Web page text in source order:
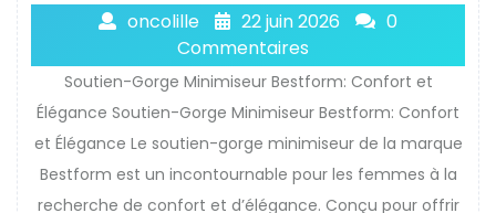
oncolille 22 juin 2026
0
Commentaires
Soutien-Gorge Minimiseur Bestform: Confort et
Élégance Soutien-Gorge Minimiseur Bestform: Confort
et Élégance Le soutien-gorge minimiseur de la marque
Bestform est un incontournable pour les femmes à la
recherche de confort et d’élégance. Conçu pour offrir